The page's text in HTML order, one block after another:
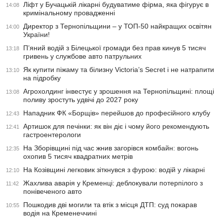
14:08
Ліфт у Бучацькій лікарні будуватиме фірма, яка фігурує в
кримінальному провадженні
14:00
Директор з Тернопільщини – у ТОП-50 найкращих освітян
України!
13:18
П’яний водій з Білецької громади без прав кинув 5 тисяч
гривень у службове авто патрульних
13:10
Як купити піжаму та білизну Victoria’s Secret і не натрапити
на підробку
13:08
Агрохолдинг інвестує у зрошення на Тернопільщині: площі
поливу зростуть удвічі до 2027 року
12:43 Нападник ФК «Борщів» перейшов до професійного клубу
12:41
Артишок для печінки: як він діє і чому його рекомендують
гастроентерологи
12:35
На Зборівщині під час жнив загорівся комбайн: вогонь
охопив 5 тисяч квадратних метрів
12:10 На Козівщині легковик зіткнувся з фурою: водій у лікарні
11:42
Жахлива аварія у Кременці: деблокували потерпілого з
понівеченого авто
10:55
Пошкодив дві могили та втік з місця ДТП: суд покарав
водія на Кременеччині